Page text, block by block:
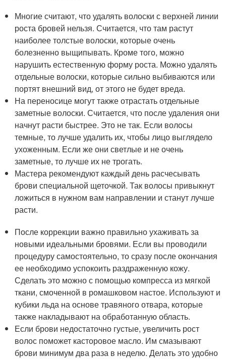
Многие считают, что удалять волоски с верхней линии
роста бровей нельзя. Считается, что там растут
наиболее толстые волоски, которые очень
болезненно выщипывать. Кроме того, можно
нарушить естественную форму роста. Можно удалять
отдельные волоски, которые сильно выбиваются или
портят внешний вид, от этого не будет вреда.
На переносице могут также отрастать отдельные
заметные волоски. Считается, что после удаления они
начнут расти быстрее. Это не так. Если волосы
темные, то лучше удалить их, чтобы лицо выглядело
ухоженным. Если же они светлые и не очень
заметные, то лучше их не трогать.
Мастера рекомендуют каждый день расчесывать
брови специальной щеточкой. Так волосы привыкнут
ложиться в нужном вам направлении и станут лучше
расти.
После коррекции важно правильно ухаживать за
новыми идеальными бровями. Если вы проводили
процедуру самостоятельно, то сразу после окончания
ее необходимо успокоить раздраженную кожу.
Сделать это можно с помощью компресса из мягкой
ткани, смоченной в ромашковом настое. Используют и
кубики льда на основе травяного отвара, которые
также накладывают на обработанную область.
Если брови недостаточно густые, увеличить рост
волос поможет касторовое масло. Им смазывают
брови минимум два раза в неделю. Делать это удобно